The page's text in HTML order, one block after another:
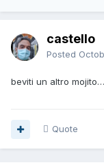
castello
Posted
beviti un altro mojito…
Quote